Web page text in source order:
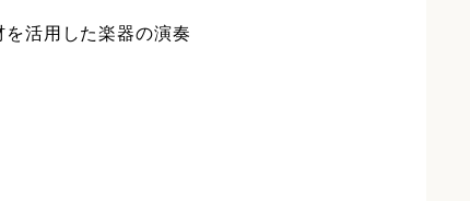
活用した楽器の演奏